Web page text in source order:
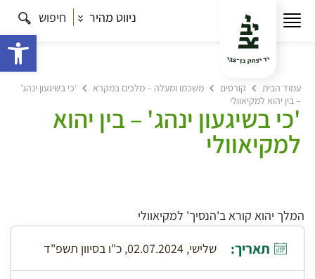
ניווט מהיר חיפוש
עמוד הבית קורסים משכמו ומעלה – מלכים במקרא
‘כי בשיגעון ינהג’
– בין יהוא למקיאוולי
'כי בשיגעון ינהג' – בין יהוא
למקיאוולי
המלך יהוא קורא ב'הנסיך' למקיאוולי
תאריך: שלישי, 02.07.2024, כ"ו בסיוון תשפ"ד